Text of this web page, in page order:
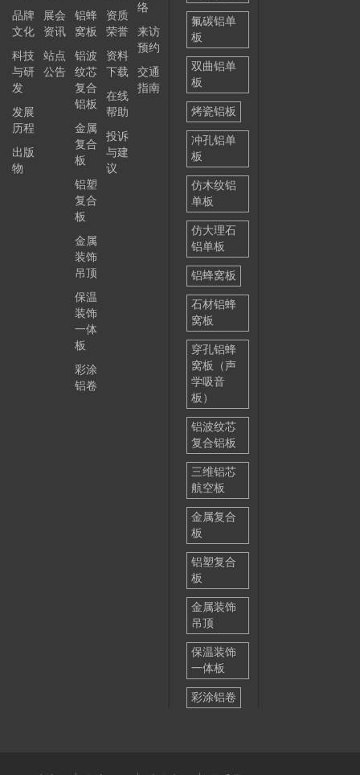
品牌
文化
科技
与研
发
发展
历程
出版
物
展会
资讯
站点
公告
铝蜂
窝板
铝波
纹芯
复合
铝板
金属
复合
板
铝塑
复合
板
金属
装饰
吊顶
保温
装饰
一体
板
彩涂
铝卷
资质
荣誉
资料
下载
在线
帮助
投诉
与建
议
络
来访
预约
交通
指南
氟碳铝单
板
双曲铝单
板
烤瓷铝板
冲孔铝单
板
仿木纹铝
单板
仿大理石
铝单板
铝蜂窝板
石材铝蜂
窝板
穿孔铝蜂
窝板（声
学吸音
板）
铝波纹芯
复合铝板
三维铝芯
航空板
金属复合
板
铝塑复合
板
金属装饰
吊顶
保温装饰
一体板
彩涂铝卷